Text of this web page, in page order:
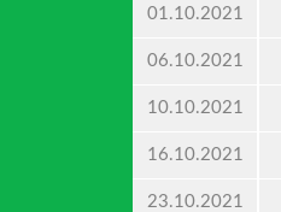
01.10.2021
06.10.2021
10.10.2021
16.10.2021
23.10.2021